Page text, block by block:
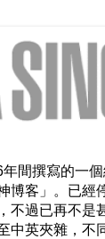
間撰寫的一個
博客」。已經
不過已再不是
中英夾雜，不